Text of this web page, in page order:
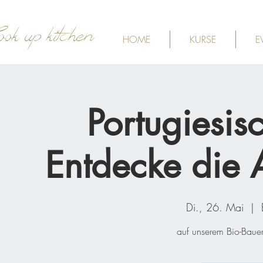
up kitchen HOME KURSE
Entdecke die
Di., 26. Mai
  |
auf unserem Bio-